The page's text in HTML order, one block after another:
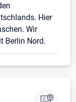
Hier
Wir
Berlin Nord.